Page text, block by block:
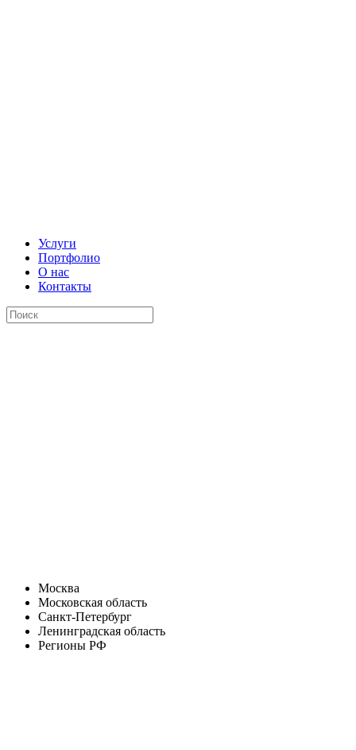
Услуги
Портфолио
О нас
Контакты
Москва
Московская область
Санкт-Петербург
Ленинградская область
Регионы РФ